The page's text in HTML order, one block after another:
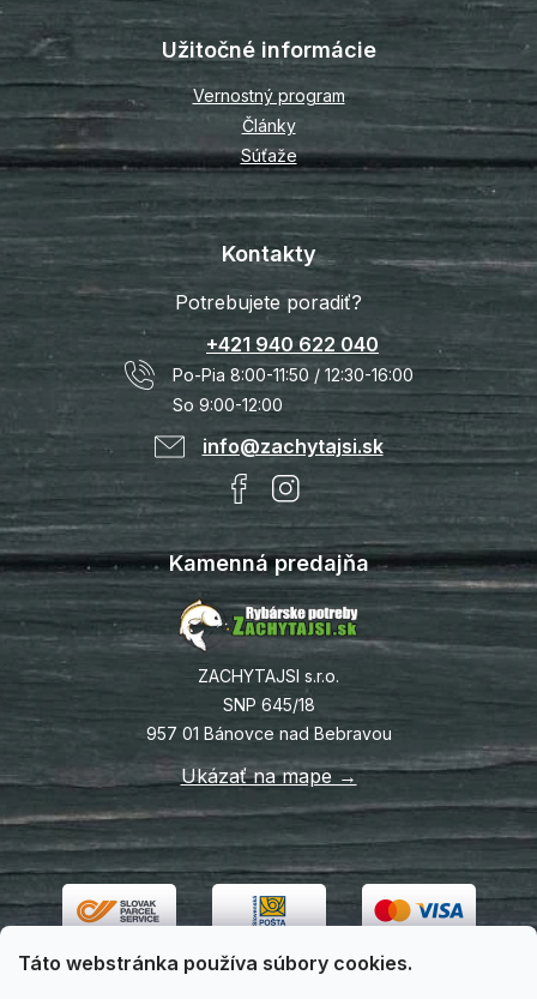
Táto webstránka používa súbory cookies.
Užitočné informácie
Vernostný program
Články
Súťaže
Kontakty
Potrebujete poradiť?
+421 940 622 040
Po-Pia 8:00-11:50 / 12:30-16:00
So 9:00-12:00
info@zachytajsi.sk
Kamenná predajňa
ZACHYTAJSI s.r.o.
SNP 645/18
957 01 Bánovce nad Bebravou
Ukázať na mape →